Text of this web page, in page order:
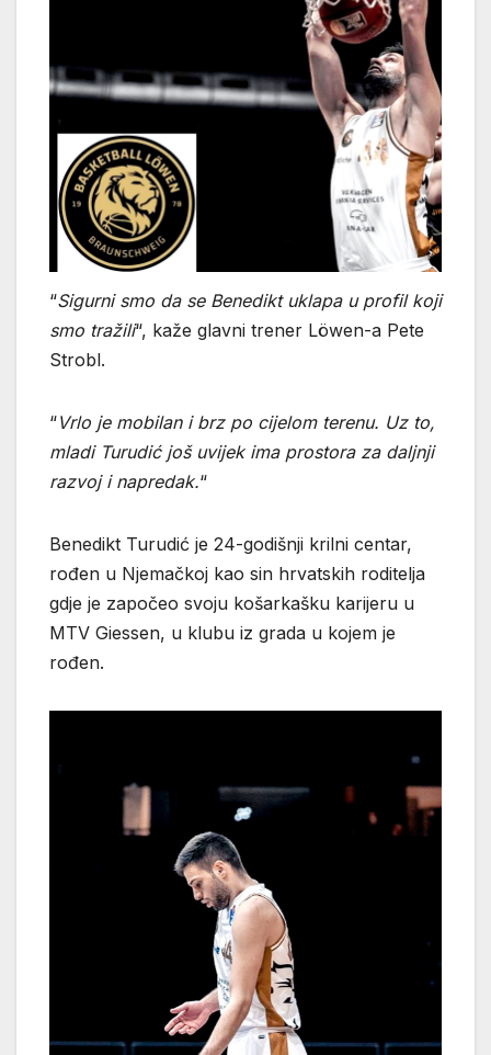
“Sigurni smo da se Benedikt uklapa u profil koji
smo tražili“, kaže glavni trener Löwen-a Pete
Strobl.
“Vrlo je mobilan i brz po cijelom terenu. Uz to,
mladi Turudić još uvijek ima prostora za daljnji
razvoj i napredak.“
Benedikt Turudić je 24-godišnji krilni centar,
rođen u Njemačkoj kao sin hrvatskih roditelja
gdje je započeo svoju košarkašku karijeru u
MTV Giessen, u klubu iz grada u kojem je
rođen.